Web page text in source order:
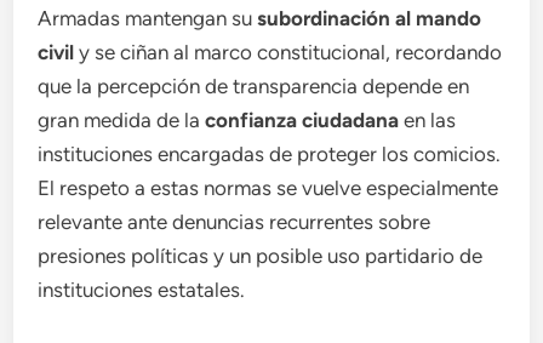
Armadas mantengan susubordinación al mando
civil y se ciñan al marco constitucional, recordando
que la percepción de transparencia depende en
gran medida de laconfianza ciudadana en las
instituciones encargadas de proteger los comicios.
El respeto a estas normas se vuelve especialmente
relevante ante denuncias recurrentes sobre
presiones políticas y un posible uso partidario de
instituciones estatales.